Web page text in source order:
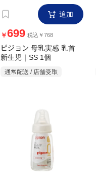
追加
￥699 税込￥768
ピジョン 母乳実感 乳首
新生児｜SS 1個
通常配送 / 店舗受取